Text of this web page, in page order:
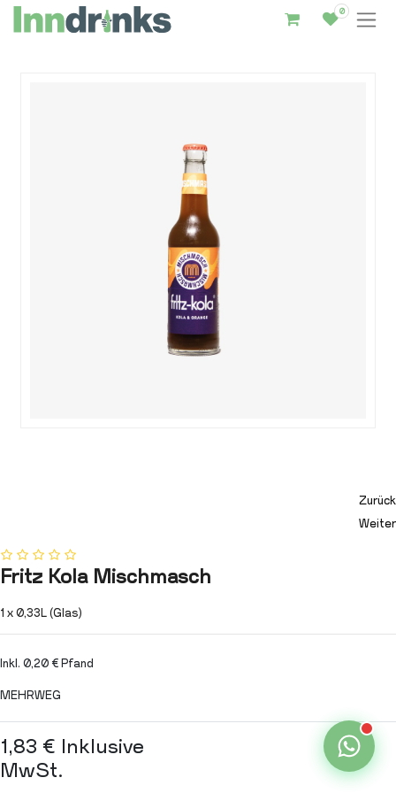
0
Zurück
Weiter
Fritz Kola Mischmasch
1 x 0,33L (Glas)
Inkl. 0,20 € Pfand
MEHRWEG
1,83 €
Inklusive
MwSt.